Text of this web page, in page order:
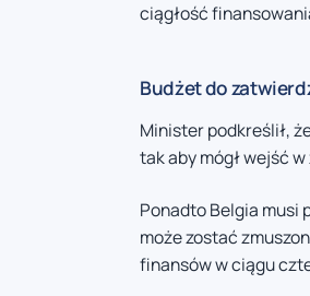
ciągłość
Budżet do
Minister podkreślił,
tak aby mógł wejść
Ponadto Belgia musi
może zostać
finansów w ciągu